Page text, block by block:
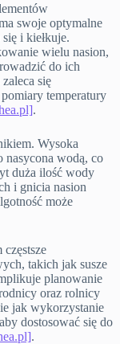
swoje optymalne
i kiełkuje.
wielu nasion,
do ich
się
temperatury
.
Wysoka
nasycona wodą, co
duża ilość wody
i gnicia nasion
może
takich jak susze
planowanie
oraz rolnicy
jak wykorzystanie
dostosować się do
.